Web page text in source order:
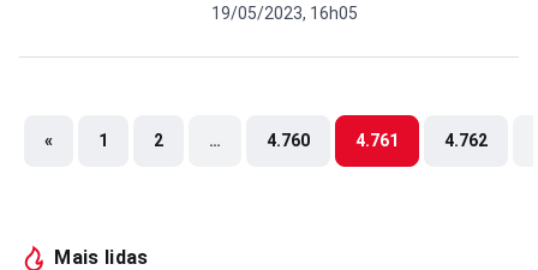
19/05/2023, 16h05
Mais lidas
« 1 2 … 4.760 4.761 4.762